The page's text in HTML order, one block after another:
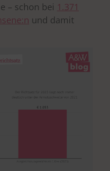
– schon bei 1.371
und damit